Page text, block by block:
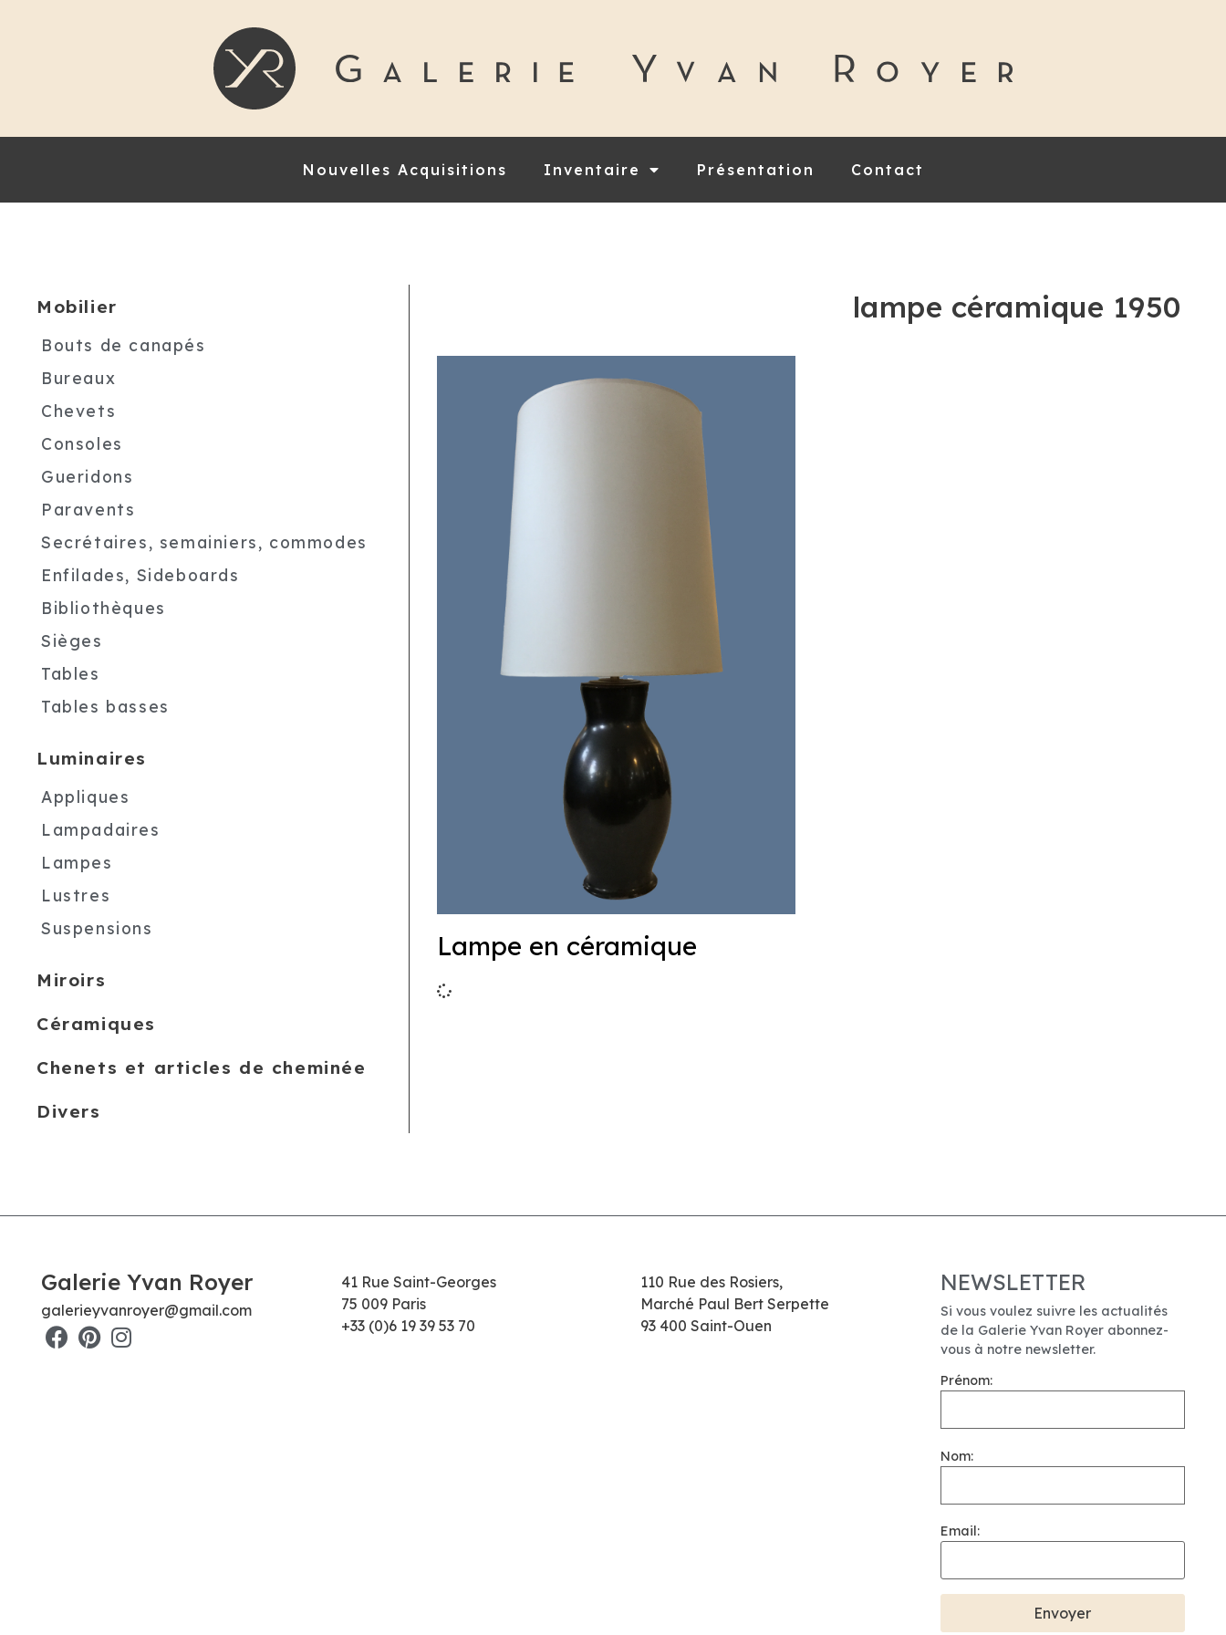
Nouvelles Acquisitions Inventaire Présentation Contact
Mobilier
Bouts de canapés
Bureaux
Chevets
Consoles
Gueridons
Paravents
Secrétaires, semainiers, commodes
Enfilades, Sideboards
Bibliothèques
Sièges
Tables
Tables basses
Luminaires
Appliques
Lampadaires
Lampes
Lustres
Suspensions
Miroirs
Céramiques
Chenets et articles de cheminée
Divers
lampe céramique 1950
Lampe en céramique
Galerie Yvan Royer
galerieyvanroyer@gmail.com
41 Rue Saint-Georges
75 009 Paris
+33 (0)6 19 39 53 70
110 Rue des Rosiers,
Marché Paul Bert Serpette
93 400 Saint-Ouen
NEWSLETTER
Si vous voulez suivre les actualités
de la Galerie Yvan Royer abonnez-
vous à notre newsletter.
Prénom:
Nom:
Email: